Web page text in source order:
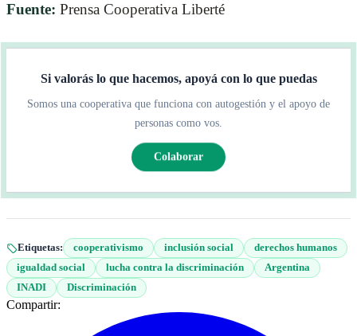
Fuente: Prensa Cooperativa Liberté
Si valorás lo que hacemos, apoyá con lo que puedas
Somos una cooperativa que funciona con autogestión y el apoyo de
personas como vos.
Colaborar
Etiquetas: cooperativismo inclusión social
derechos humanos
igualdad social
lucha contra la discriminación
Argentina
INADI
Discriminación
Compartir: